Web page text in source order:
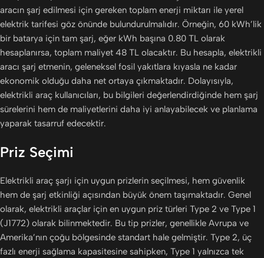
aracın şarj edilmesi için gereken toplam enerji miktarı ile yerel
elektrik tarifesi göz önünde bulundurulmalıdır. Örneğin, 60 kWh’lik
bir batarya için tam şarj, eğer kWh başına 0.80 TL olarak
hesaplanırsa, toplam maliyet 48 TL olacaktır. Bu hesapla, elektrikli
aracı şarj etmenin, geleneksel fosil yakıtlara kıyasla ne kadar
ekonomik olduğu daha net ortaya çıkmaktadır. Dolayısıyla,
elektrikli araç kullanıcıları, bu bilgileri değerlendirdiğinde hem şarj
sürelerini hem de maliyetlerini daha iyi anlayabilecek ve planlama
yaparak tasarruf edecektir.
Priz Seçimi
Elektrikli araç şarjı için uygun prizlerin seçilmesi, hem güvenlik
hem de şarj etkinliği açısından büyük önem taşımaktadır. Genel
olarak, elektrikli araçlar için en uygun priz türleri Type 2 ve Type 1
(J1772) olarak bilinmektedir. Bu tip prizler, genellikle Avrupa ve
Amerika’nın çoğu bölgesinde standart hale gelmiştir. Type 2, üç
fazlı enerji sağlama kapasitesine sahipken, Type 1 yalnızca tek